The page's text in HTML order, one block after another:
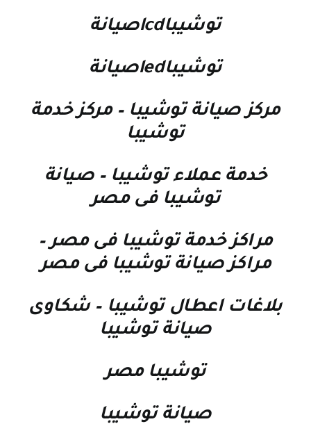
توشيباlcdصيانة
توشيباledصيانة
مركز صيانة توشيبا–مركز خدمة
توشيبا
خدمة عملاء توشيبا – صيانة
توشيبا فى مصر
مراكز خدمة توشيبا فى مصر–
مراكز صيانة توشيبا فى مصر
بلاغات اعطال توشيبا – شكاوى
صيانة توشيبا
توشيبا مصر
صيانة توشيبا